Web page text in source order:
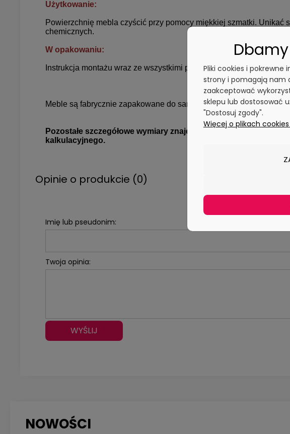
Użytkowanie:
Powierzchnię mebla czyścić przy pomocy miękkiej szmatki. Unikać
chemicznych.
W opakowaniu:
Instrukcja montażu wraz ze wszystkimi potrzebnymi akcesoriami
Meble są fabrycznie zapakowane do samodzielnego montażu.
Pozostałe szczegółowe wymiary znajdują się poniżej w
kalkulacyjnego.
Opinie o produkcie (0)
Imię lub pseudonim:
Twoja opinia:
WYŚLIJ
NOWOŚCI
Pliki cookies i pokrewne
strony i pomagają nam
zaakceptować
sklepu lub dostosować
"Dostosuj zgody".
Więcej o plikach